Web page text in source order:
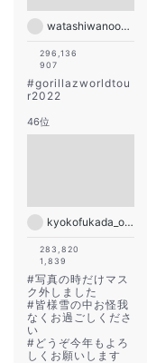
watashiwanoodle
296,136
907
#gorillazworldtou
r2022
46位
kyokofukada_official
283,820
1,839
#写真の時だけマス
ク外しました
#皆様雪の中お怪我
なくお過ごしくださ
い
# どうぞ今年もよろ
しくお願いします